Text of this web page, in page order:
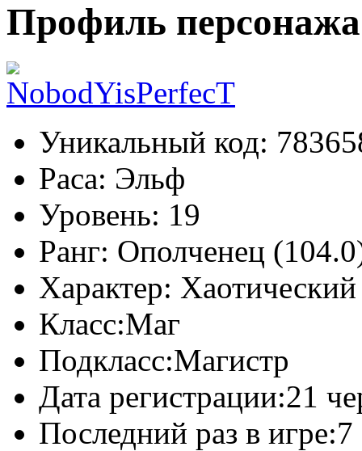
Профиль
Уникальный код:
Раса: Эльф
Уровень: 19
Ранг: Ополченец
Характер:
Класс:Маг
Подкласс:Магистр
Дата регистрации:21
Последний раз в игре:7